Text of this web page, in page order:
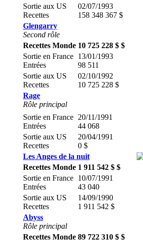
Sortie aux US
Recettes
02/07/1993
158 348 367 $
Glengarry
Second rôle
Recettes Monde 10 725 228 $ $
Sortie en France
Entrées
13/01/1993
98 511
Sortie aux US
Recettes
02/10/1992
10 725 228 $
Rage
Rôle principal
Sortie en France
Entrées
20/11/1991
44 068
Sortie aux US
Recettes
20/04/1991
0 $
Les Anges de la nuit
Recettes Monde 1 911 542 $ $
Sortie en France
Entrées
10/07/1991
43 040
Sortie aux US
Recettes
14/09/1990
1 911 542 $
Abyss
Rôle principal
Recettes Monde 89 722 310 $ $